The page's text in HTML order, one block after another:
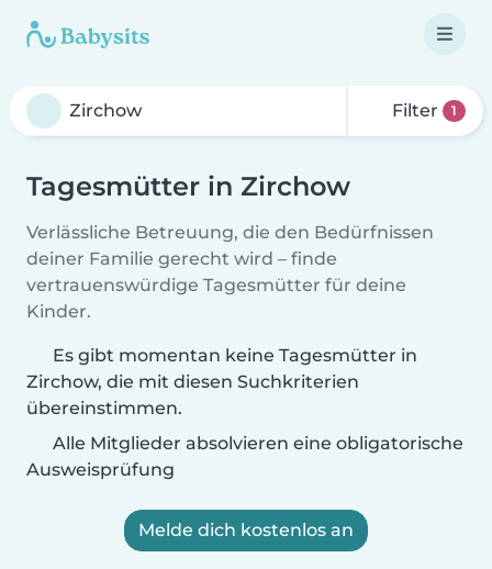
Filter 1
Tagesmütter in Zirchow
Verlässliche Betreuung, die den Bedürfnissen
deiner Familie gerecht wird – finde
vertrauenswürdige Tagesmütter für deine
Kinder.
Es gibt momentan keine Tagesmütter in
Zirchow, die mit diesen Suchkriterien
übereinstimmen.
Alle Mitglieder absolvieren eine obligatorische
Ausweisprüfung
Melde dich kostenlos an